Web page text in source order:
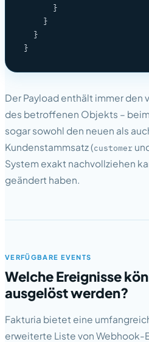
      }
    }
  }
}
Der Payload enthält immer den
des betroffenen Objekts –
sogar sowohl den neuen als
Kundenstammsatz (customer
System exakt nachvollziehen
geändert haben.
VERFÜGBARE EVENTS
Welche Ereignisse
ausgelöst werden?
Fakturia bietet eine
erweiterte Liste von Webhook-